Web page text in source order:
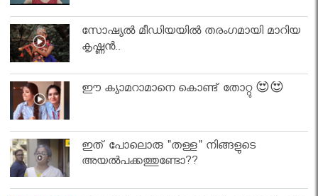
സോഷ്യൽ മീഡിയയിൽ തരംഗമായി മാറിയ
കൃഷ്ണൻ..
ഈ ക്യാമറാമാനെ കൊണ്ട് തോറ്റു 😍😍
ഇത് പോലൊരു "തള്ള" നിങ്ങളുടെ
അയല്‍പക്കത്തുണ്ടോ??